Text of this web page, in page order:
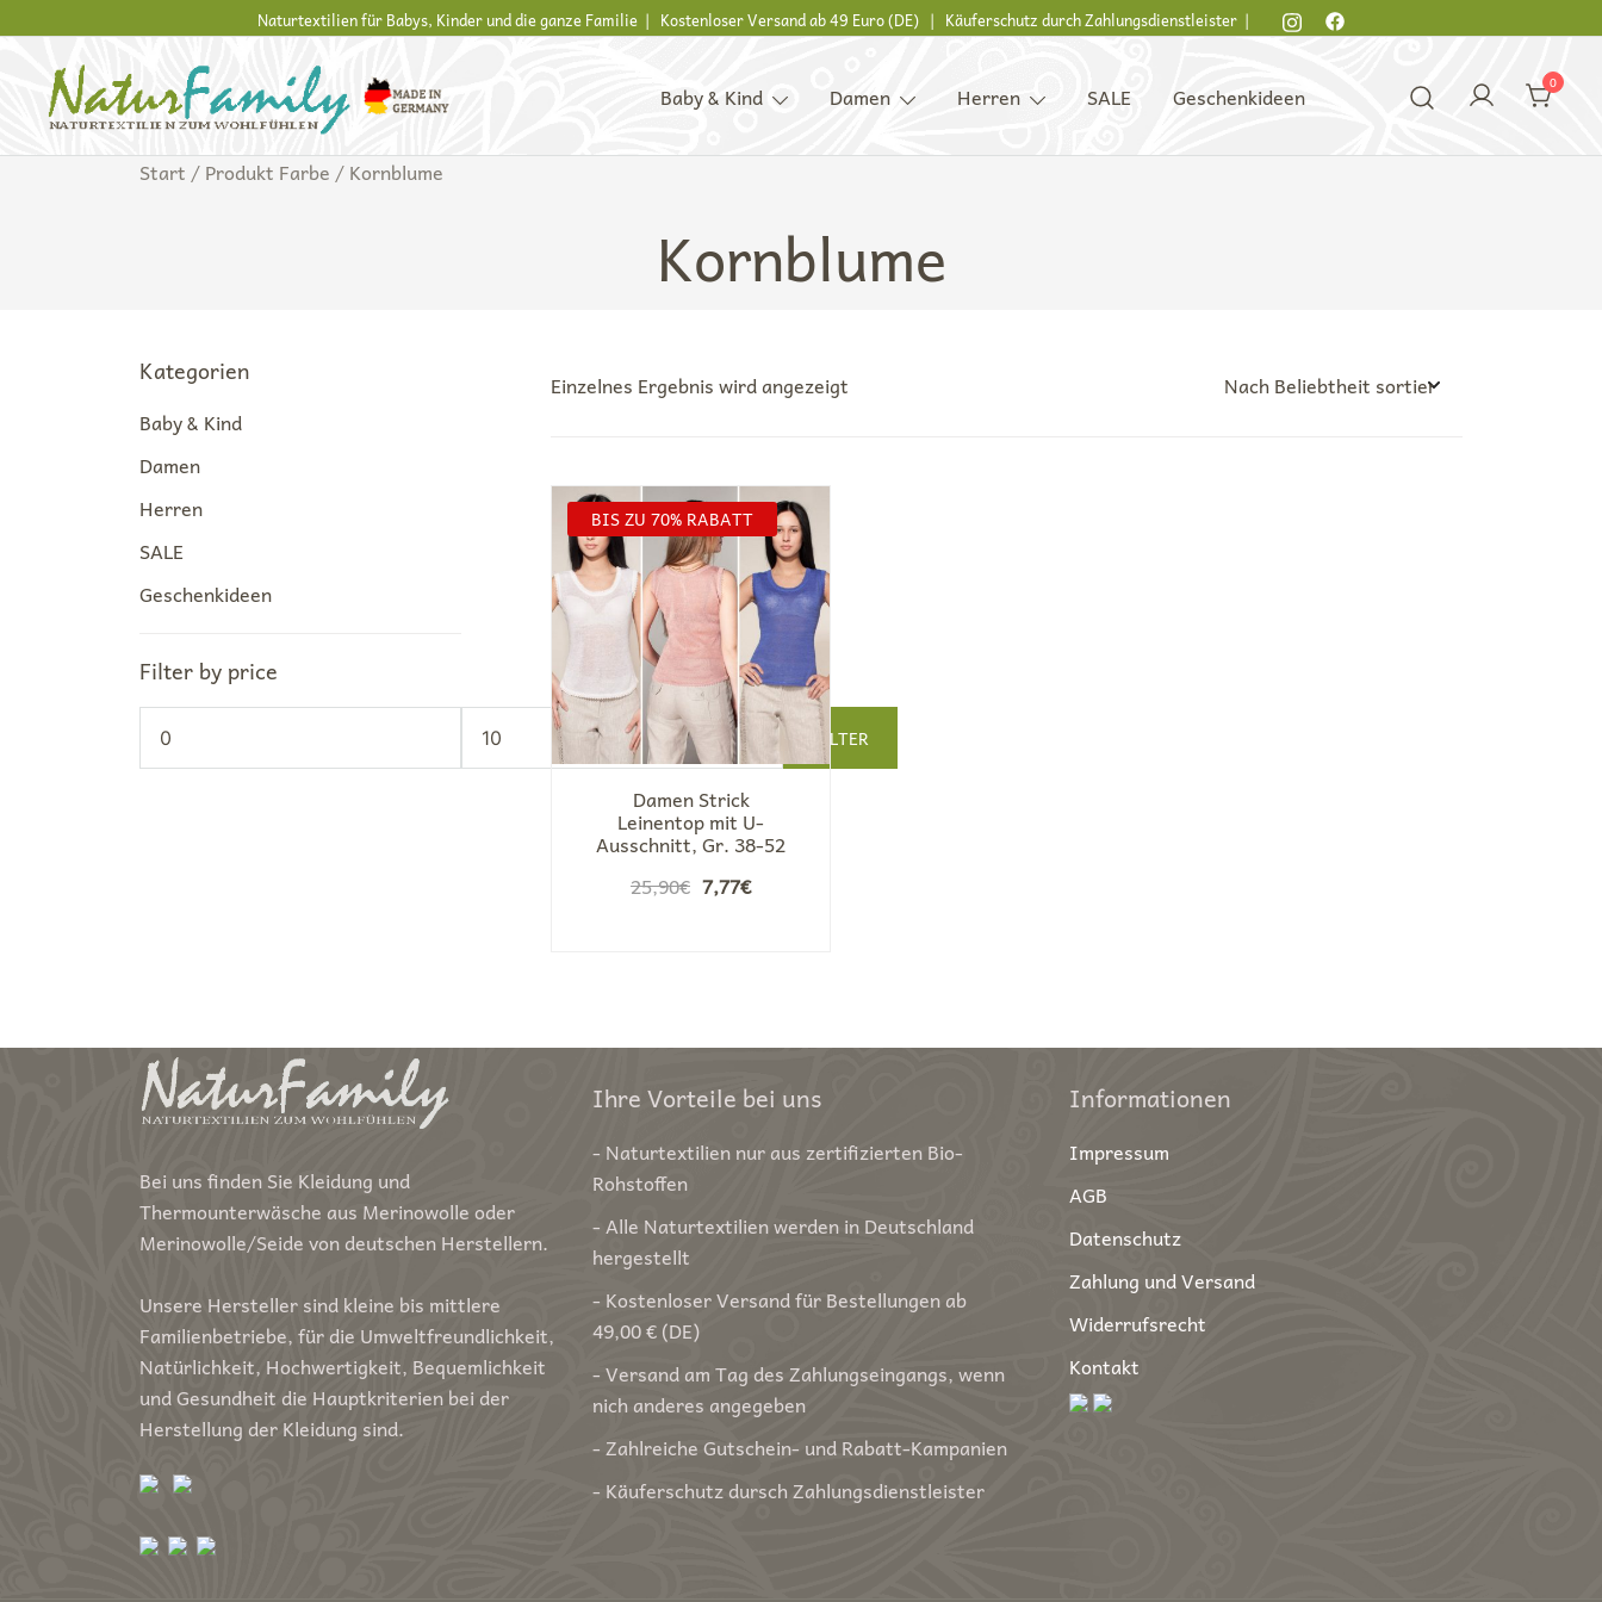
Inhalt
springen
Naturtextilien für Babys, Kinder und die ganze Familie | Kostenloser Versand ab 49 Euro (DE) | Käuferschutz durch Zahlungsdienstleister |
NaturFamily Shop – Naturtextilien für Babys, Kinder und ganze Familie
Naturkleidung aus Wolle und Seide
Baby & Kind Damen Herren SALE Geschenkideen 0
Start / Produkt Farbe / Kornblume
Kornblume
Einzelnes Ergebnis wird angezeigt
BIS ZU 70% RABATT
Damen Strick
Leinentop mit U-
Ausschnitt, Gr. 38-52
25,90€ Ursprünglicher
7,77€Aktueller
Kategorien
Baby & Kind
Damen
Herren
SALE
Geschenkideen
Filter by price
Min.
Preis
Max.
Preis
FILTER
Bei uns finden Sie Kleidung und
Thermounterwäsche aus Merinowolle oder
Merinowolle/Seide von deutschen Herstellern.
Unsere Hersteller sind kleine bis mittlere
Familienbetriebe, für die Umweltfreundlichkeit,
Natürlichkeit, Hochwertigkeit, Bequemlichkeit
und Gesundheit die Hauptkriterien bei der
Herstellung der Kleidung sind.
Ihre Vorteile bei uns
- Naturtextilien nur aus zertifizierten Bio-
Rohstoffen
- Alle Naturtextilien werden in Deutschland
hergestellt
- Kostenloser Versand für Bestellungen ab
49,00 € (DE)
- Versand am Tag des Zahlungseingangs, wenn
nich anderes angegeben
- Zahlreiche Gutschein- und Rabatt-Kampanien
- Käuferschutz dursch Zahlungsdienstleister
Informationen
Impressum
AGB
Datenschutz
Zahlung und Versand
Widerrufsrecht
Kontakt